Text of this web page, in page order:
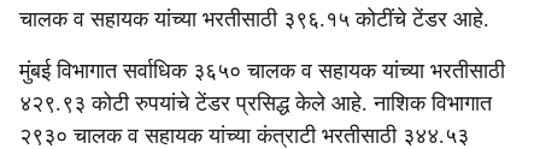
चालक व सहायक यांच्या भरतीसाठी ३९६.१५ कोटींचे टेंडर आहे.
मुंबई विभागात सर्वाधिक ३६५० चालक व सहायक यांच्या भरतीसाठी
४२९.९३ कोटी रुपयांचे टेंडर प्रसिद्ध केले आहे. नाशिक विभागात
२९३० चालक व सहायक यांच्या कंत्राटी भरतीसाठी ३४४.५३